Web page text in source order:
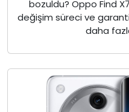
bozuldu? Oppo Find
değişim süreci ve
daha